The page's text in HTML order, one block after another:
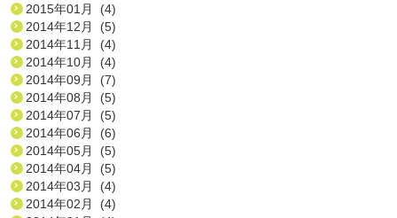
2015年01月 (4)
2014年12月 (5)
2014年11月 (4)
2014年10月 (4)
2014年09月 (7)
2014年08月 (5)
2014年07月 (5)
2014年06月 (6)
2014年05月 (5)
2014年04月 (5)
2014年03月 (4)
2014年02月 (4)